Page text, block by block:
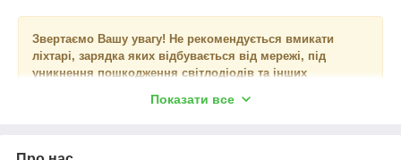
Звертаємо Вашу увагу! Не рекомендується вмикати
ліхтарі, зарядка яких відбувається від мережі, під
уникнення пошкодження світлодіодів та інших
Показати все